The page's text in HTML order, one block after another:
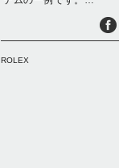
ROLEX